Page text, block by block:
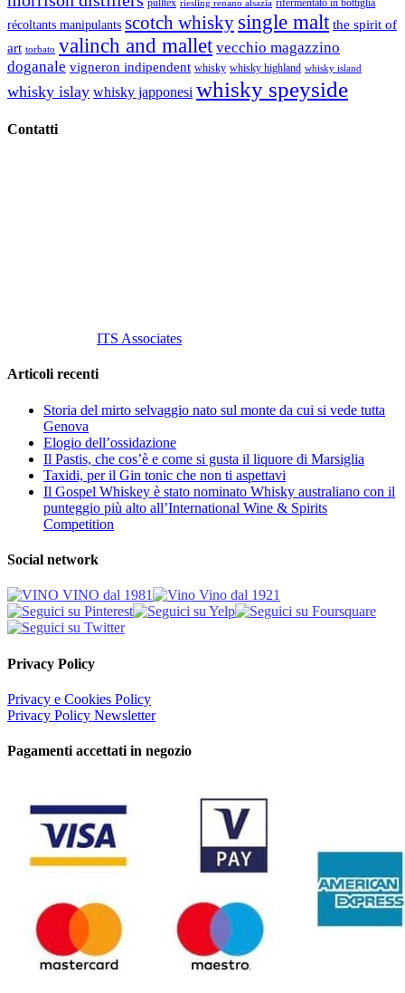
pulltex riesling renano alsazia rifermentato in bottiglia
récoltants manipulants scotch whisky single malt the spirit of
art torbato valinch and mallet vecchio magazzino
doganale vigneron indipendent whisky whisky highland whisky island
whisky islay whisky japponesi whisky speyside
Contatti
ITS Associates
Articoli recenti
Storia del mirto selvaggio nato sul monte da cui si vede tutta
Genova
Elogio dell’ossidazione
Il Pastis, che cos’è e come si gusta il liquore di Marsiglia
Taxidi, per il Gin tonic che non ti aspettavi
Il Gospel Whiskey è stato nominato Whisky australiano con il
punteggio più alto all’International Wine & Spirits
Competition
Social network
Privacy Policy
Privacy e Cookies Policy
Privacy Policy Newsletter
Pagamenti accettati in negozio